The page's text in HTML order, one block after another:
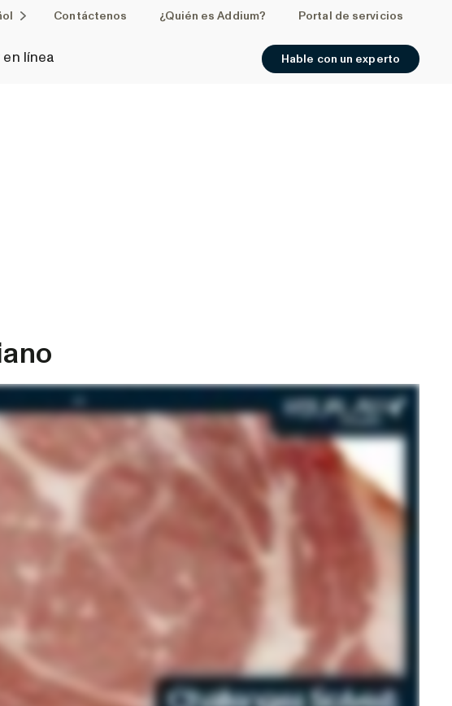
Contáctenos ¿Quién es Addium? Portal de servicios
en línea Hable con un experto